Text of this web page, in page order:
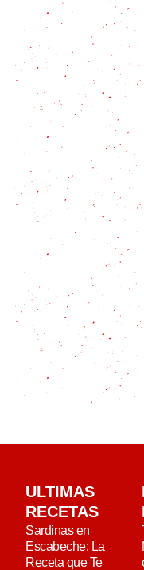
Receta de Pollo al
#1000prep Pollo: 5
Pavo al Horno:
jugoso y tierno
ULTIMAS
RECETAS
Sardinas en
Escabeche: La
Receta que Te